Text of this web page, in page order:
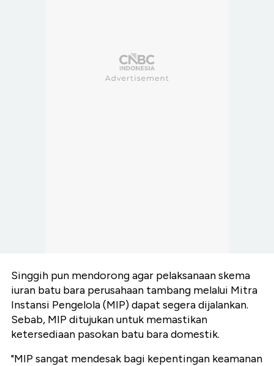
Singgih pun mendorong agar pelaksanaan skema
iuran batu bara perusahaan tambang melalui Mitra
Instansi Pengelola (MIP) dapat segera dijalankan.
Sebab, MIP ditujukan untuk memastikan
ketersediaan pasokan batu bara domestik.
"MIP sangat mendesak bagi kepentingan keamanan